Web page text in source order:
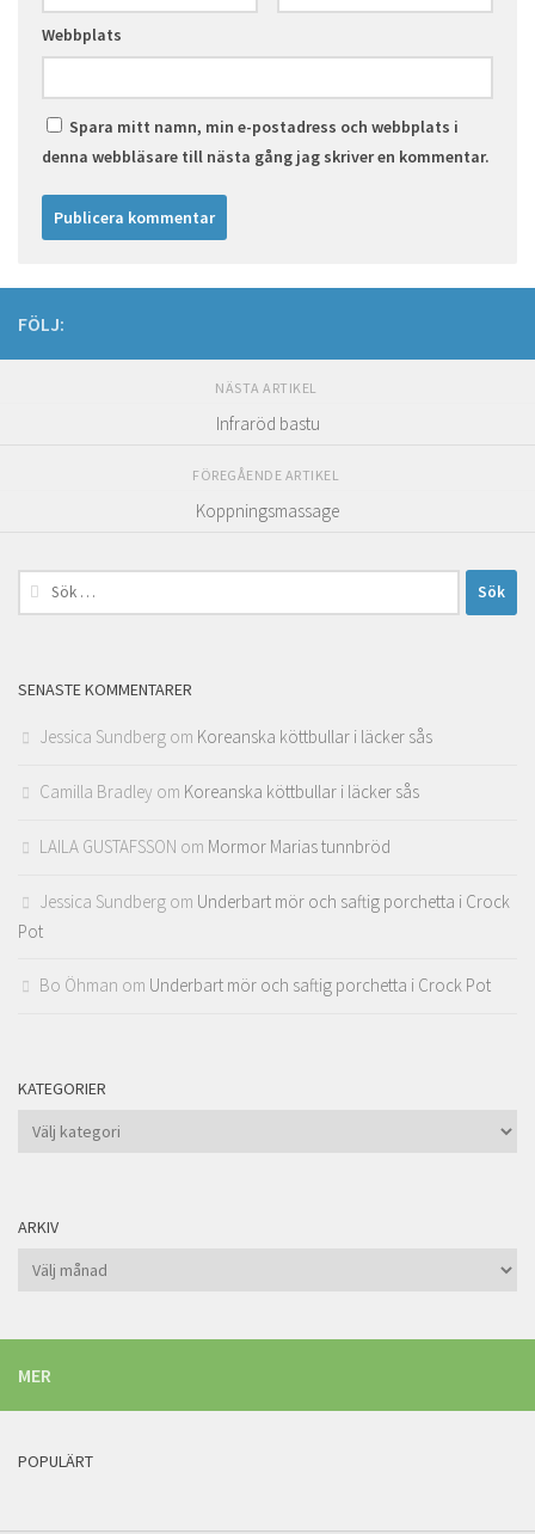
Webbplats
Spara mitt namn, min e-postadress och webbplats i
denna webbläsare till nästa gång jag skriver en kommentar.
FÖLJ:
NÄSTA ARTIKEL
Infraröd bastu
FÖREGÅENDE ARTIKEL
Koppningsmassage
Sök
efter:
SENASTE KOMMENTARER
Jessica Sundberg om Koreanska köttbullar i läcker sås
Camilla Bradley om Koreanska köttbullar i läcker sås
LAILA GUSTAFSSON om Mormor Marias tunnbröd
Jessica Sundberg om Underbart mör och saftig porchetta i Crock
Pot
Bo Öhman om Underbart mör och saftig porchetta i Crock Pot
KATEGORIER
Kategorier
ARKIV
Arkiv
MER
POPULÄRT